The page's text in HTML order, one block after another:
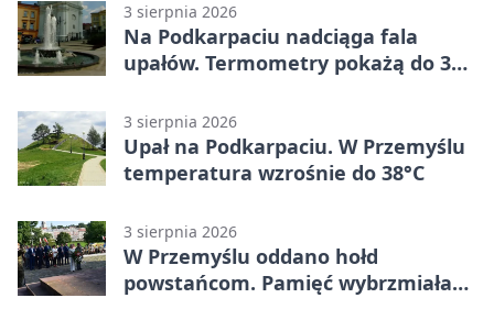
3 sierpnia 2026
Na Podkarpaciu nadciąga fala
upałów. Termometry pokażą do 36
3 sierpnia 2026
Upał na Podkarpaciu. W Przemyślu
temperatura wzrośnie do 38°C
3 sierpnia 2026
W Przemyślu oddano hołd
powstańcom. Pamięć wybrzmiała